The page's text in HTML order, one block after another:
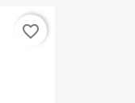
favorite_border